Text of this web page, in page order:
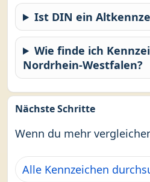
Ist DIN ein
Wie finde ich
Nordrhein-Westfalen?
Nächste Schritte
Wenn du mehr
Alle Kennzeichen